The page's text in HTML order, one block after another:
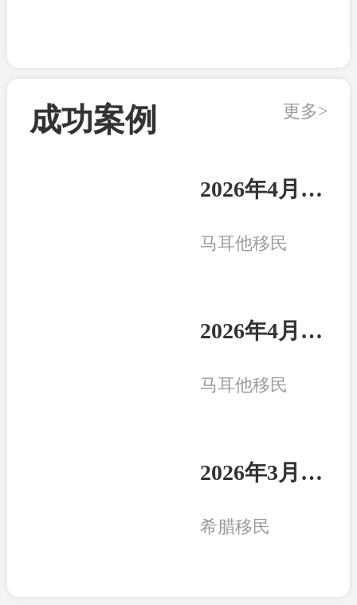
成功案例 更多>
2026年4月21日：马耳他客户顺利收到永居卡
马耳他移民
2026年4月8日：马耳他客户一家三口收到永居卡
马耳他移民
2026年3月20日：希腊客户一家三口收获永居卡
希腊移民